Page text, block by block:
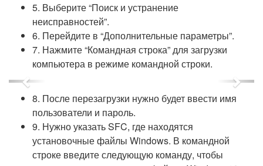
5. Выберите “Поиск и устранение
неисправностей”.
6. Перейдите в “Дополнительные параметры”.
7. Нажмите “Командная строка” для загрузки
компьютера в режиме командной строки.
Previous Next
8. После перезагрузки нужно будет ввести имя
пользователи и пароль.
9. Нужно указать SFC, где находятся
установочные файлы Windows. В командной
строке введите следующую команду, чтобы